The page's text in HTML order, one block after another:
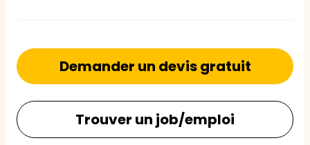
Demander un devis gratuit
Trouver un job/emploi